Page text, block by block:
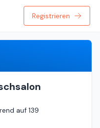
Registrieren
auf 139